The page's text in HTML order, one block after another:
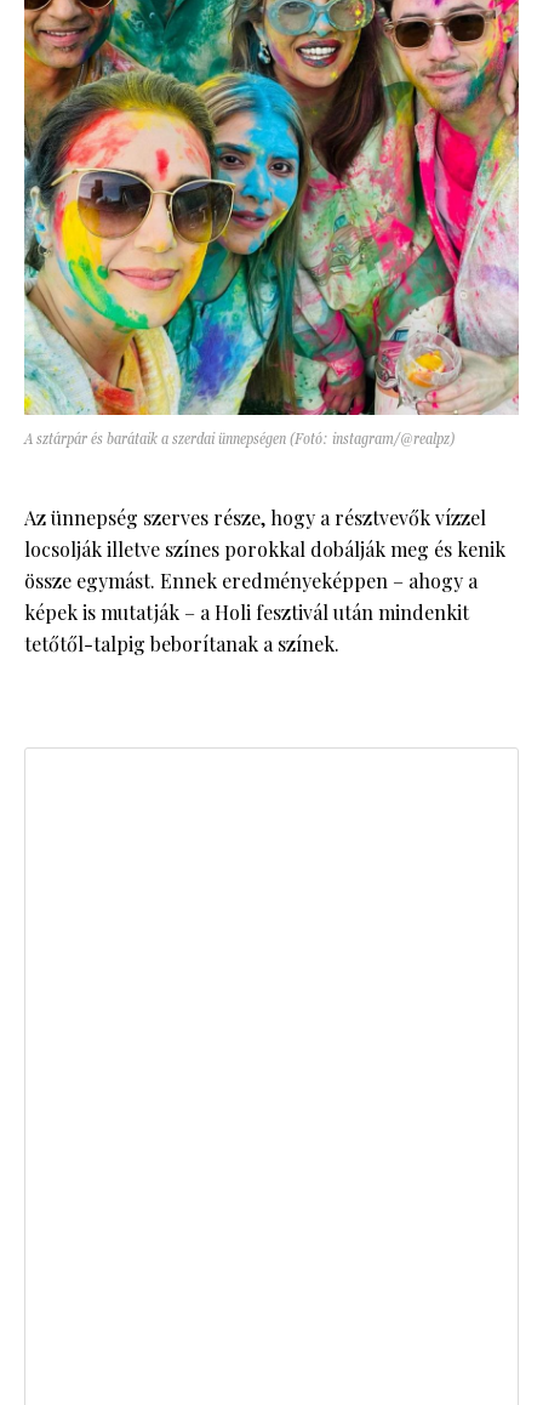
A sztárpár és barátaik a szerdai ünnepségen (Fotó: instagram/@realpz)
Az ünnepség szerves része, hogy a résztvevők vízzel
locsolják illetve színes porokkal dobálják meg és kenik
össze egymást. Ennek eredményeképpen – ahogy a
képek is mutatják – a Holi fesztivál után mindenkit
tetőtől-talpig beborítanak a színek.